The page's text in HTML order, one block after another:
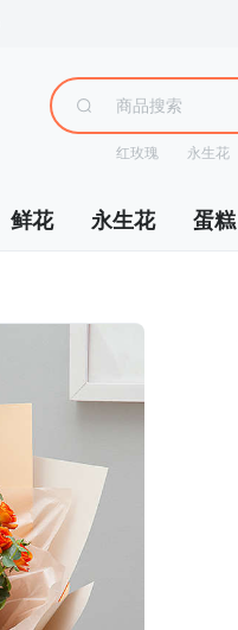
红玫瑰 永生花
鲜花 永生花 蛋糕